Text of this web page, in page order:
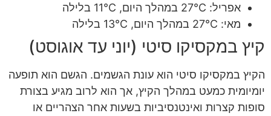
אפריל: 27°C במהלך היום, 11°C בלילה
מאי: 27°C במהלך היום, 13°C בלילה
קיץ במקסיקו סיטי (יוני עד אוגוסט)
הקיץ במקסיקו סיטי הוא עונת הגשמים. הגשם הוא תופעה
יומיומית כמעט במהלך הקיץ, אך הוא לרוב מגיע בצורת
סופות קצרות ואינטנסיביות בשעות אחר הצהריים או